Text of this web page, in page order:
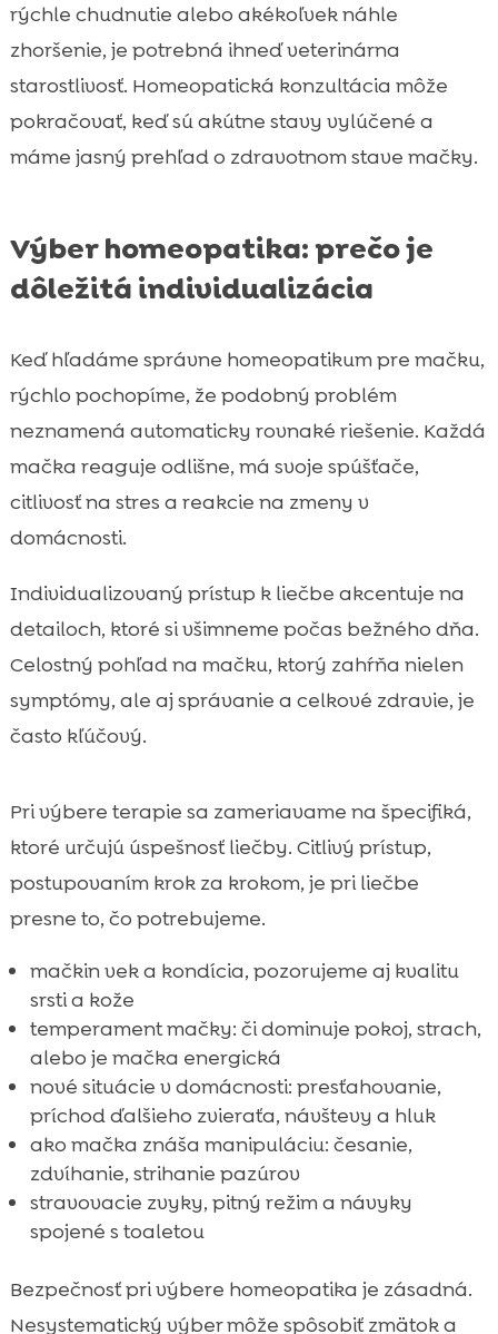
rýchle chudnutie alebo akékoľvek náhle
zhoršenie, je potrebná ihneď veterinárna
starostlivosť. Homeopatická konzultácia môže
pokračovať, keď sú akútne stavy vylúčené a
máme jasný prehľad o zdravotnom stave mačky.
Výber homeopatika: prečo je
dôležitá individualizácia
Keď hľadáme správne homeopatikum pre mačku,
rýchlo pochopíme, že podobný problém
neznamená automaticky rovnaké riešenie. Každá
mačka reaguje odlišne, má svoje spúšťače,
citlivosť na stres a reakcie na zmeny v
domácnosti.
Individualizovaný prístup k liečbe akcentuje na
detailoch, ktoré si všimneme počas bežného dňa.
Celostný pohľad na mačku, ktorý zahŕňa nielen
symptómy, ale aj správanie a celkové zdravie, je
často kľúčový.
Pri výbere terapie sa zameriavame na špecifiká,
ktoré určujú úspešnosť liečby. Citlivý prístup,
postupovaním krok za krokom, je pri liečbe
presne to, čo potrebujeme.
mačkin vek a kondícia, pozorujeme aj kvalitu
srsti a kože
temperament mačky: či dominuje pokoj, strach,
alebo je mačka energická
nové situácie v domácnosti: presťahovanie,
príchod ďalšieho zvieraťa, návštevy a hluk
ako mačka znáša manipuláciu: česanie,
zdvíhanie, strihanie pazúrov
stravovacie zvyky, pitný režim a návyky
spojené s toaletou
Bezpečnosť pri výbere homeopatika je zásadná.
Nesystematický výber môže spôsobiť zmätok a